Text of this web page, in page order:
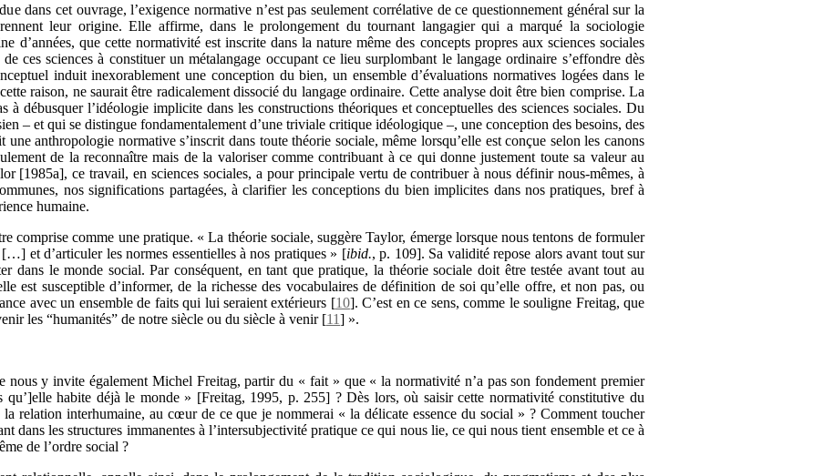
dans cet ouvrage, l’exigence normative n’est pas seulement corrélative de ce questionnement général sur la
leur origine. Elle affirme, dans le prolongement du tournant langagier qui a marqué la sociologie
d’années, que cette normativité est inscrite dans la nature même des concepts propres aux sciences sociales
ces sciences à constituer un métalangage occupant ce lieu surplombant le langage ordinaire s’effondre dès
induit inexorablement une conception du bien, un ensemble d’évaluations normatives logées dans le
raison, ne saurait être radicalement dissocié du langage ordinaire. Cette analyse doit être bien comprise. La
à débusquer l’idéologie implicite dans les constructions théoriques et conceptuelles des sciences sociales. Du
– et qui se distingue fondamentalement d’une triviale critique idéologique –, une conception des besoins, des
une anthropologie normative s’inscrit dans toute théorie sociale, même lorsqu’elle est conçue selon les canons
de la reconnaître mais de la valoriser comme contribuant à ce qui donne justement toute sa valeur au
[1985a], ce travail, en sciences sociales, a pour principale vertu de contribuer à nous définir nous-mêmes, à
nos significations partagées, à clarifier les conceptions du bien implicites dans nos pratiques, bref à
humaine.
comprise comme une pratique. « La théorie sociale, suggère Taylor, émerge lorsque nous tentons de formuler
et d’articuler les normes essentielles à nos pratiques » [ibid., p. 109]. Sa validité repose alors avant tout sur
dans le monde social. Par conséquent, en tant que pratique, la théorie sociale doit être testée avant tout au
est susceptible d’informer, de la richesse des vocabulaires de définition de soi qu’elle offre, et non pas, ou
avec un ensemble de faits qui lui seraient extérieurs [10]. C’est en ce sens, comme le souligne Freitag, que
les “humanités” de notre siècle ou du siècle à venir[11] ».
nous y invite également Michel Freitag, partir du « fait » que « la normativité n’a pas son fondement premier
qu’]elle habite déjà le monde » [Freitag, 1995, p. 255] ? Dès lors, où saisir cette normativité constitutive du
relation interhumaine, au cœur de ce que je nommerai « la délicate essence du social » ? Comment toucher
dans les structures immanentes à l’intersubjectivité pratique ce qui nous lie, ce qui nous tient ensemble et ce à
de l’ordre social ?